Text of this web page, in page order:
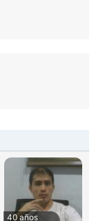
40 años